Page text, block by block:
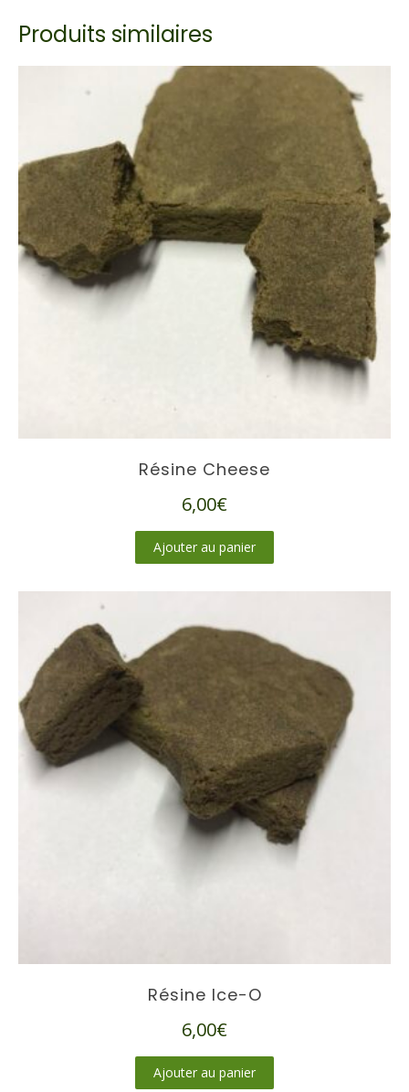
Produits similaires
Résine Cheese
6,00€
Ajouter au panier
Résine Ice-O
6,00€
Ajouter au panier